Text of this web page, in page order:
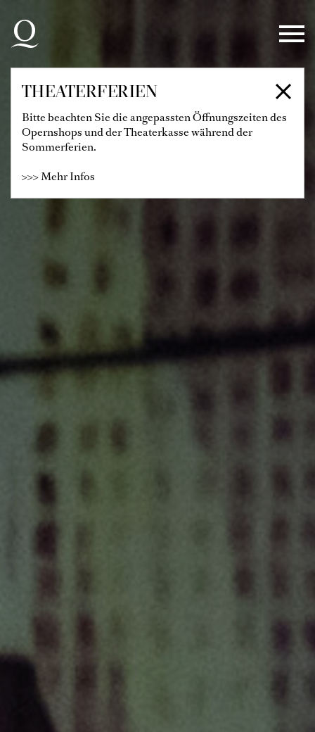
Zur Hauptnavigation springen
Zum Hauptinhalt springen
Zum Footer springen
THEATERFERIEN
Bitte beachten Sie die angepassten Öffnungszeiten des
Opernshops und der Theaterkasse während der
Sommerferien.
>>> Mehr Infos